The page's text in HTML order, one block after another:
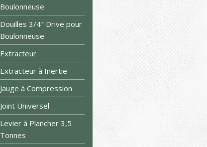
Boulonneuse
Douilles 3/4″ Drive pour
Boulonneuse
Extracteur
Extracteur à Inertie
Jauge à Compression
Joint Universel
Levier à Plancher 3,5
Tonnes